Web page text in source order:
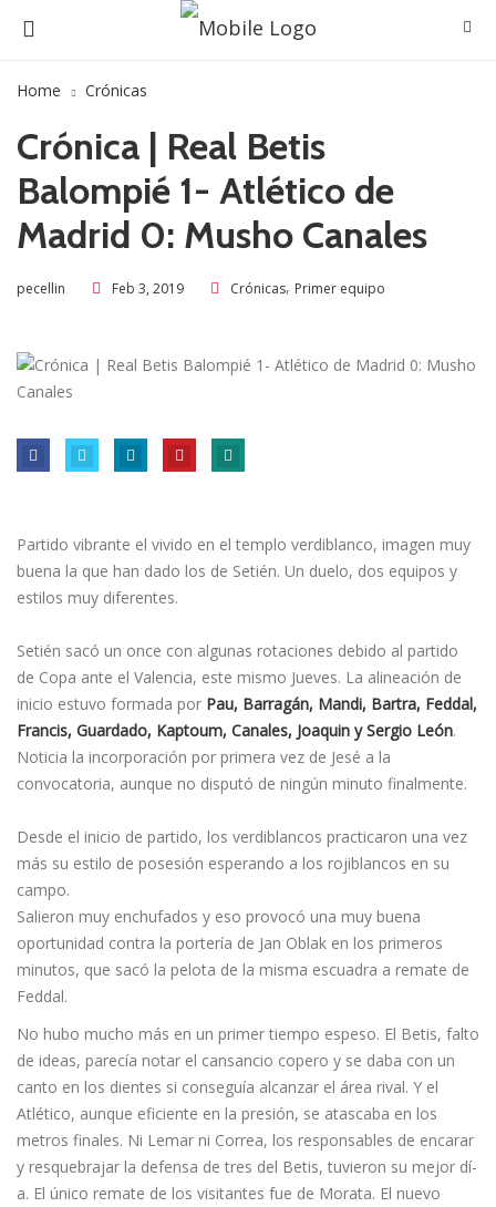
Home Crónicas
Crónica | Real Betis
Balompié 1- Atlético de
Madrid 0: Musho Canales
pecellin Feb 3, 2019 Crónicas, Primer equipo
Partido vibrante el vivido en el templo verdiblanco, imagen muy
buena la que han dado los de Setién. Un duelo, dos equipos y
estilos muy diferentes.
Setién sacó un once con algunas rotaciones debido al partido
de Copa ante el Valencia, este mismo Jueves. La alineación de
inicio estuvo formada por Pau, Barragán, Mandi, Bartra, Feddal,
Francis, Guardado, Kaptoum, Canales, Joaquin y Sergio León.
Noticia la incorporación por primera vez de Jesé a la
convocatoria, aunque no disputó de ningún minuto finalmente.
Desde el inicio de partido, los verdiblancos practicaron una vez
más su estilo de posesión esperando a los rojiblancos en su
campo.
Salieron muy enchufados y eso provocó una muy buena
oportunidad contra la porterí­a de Jan Oblak en los primeros
minutos, que sacó la pelota de la misma escuadra a remate de
Feddal.
No hubo mucho más en un primer tiempo espeso. El Betis, falto
de ideas, parecí­a notar el cansancio copero y se daba con un
canto en los dientes si conseguía alcanzar el área rival. Y el
Atlético, aunque eficiente en la presión, se atascaba en los
metros finales. Ni Lemar ni Correa, los responsables de encarar
y resquebrajar la defensa de tres del Betis, tuvieron su mejor dí­
a. El único remate de los visitantes fue de Morata. El nuevo